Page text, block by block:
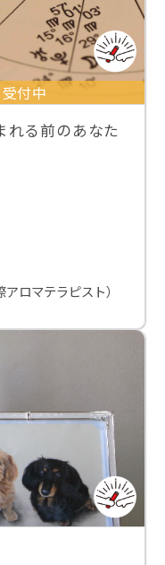
付中
れる前のあなた
ロマテラピスト）